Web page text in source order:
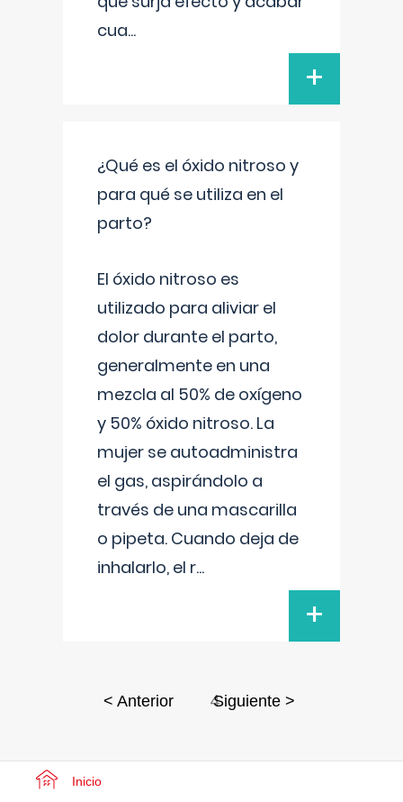
cua...
+
¿Qué es el óxido nitroso y
para qué se utiliza en el
parto?
El óxido nitroso es
utilizado para aliviar el
dolor durante el parto,
generalmente en una
mezcla al 50% de oxígeno
y 50% óxido nitroso. La
mujer se autoadministra
el gas, aspirándolo a
través de una mascarilla
o pipeta. Cuando deja de
inhalarlo, el r...
+
< Anterior 4
Siguiente >
Inicio